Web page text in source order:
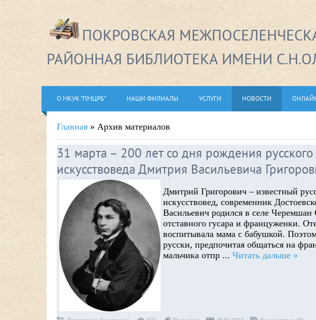
ПОКРОВСКАЯ
РАЙОННАЯ БИБЛИОТЕКА ИМЕНИ
О МКУК "ПМЦРБ" НАШИ ФИЛИАЛЫ УСЛУГИ НОВОСТИ
Главная » Архив материалов
31 марта – 200 лет со дня рождения русского
искусствоведа Дмитрия Васильевича
Дмитрий Григорович – известный
искусствовед, современник
Васильевич родился в селе Черемшан
отставного гусара и француженки.
воспитывала мама с бабушкой.
русски, предпочитая общаться на
мальчика отпр ... Читать дальше »